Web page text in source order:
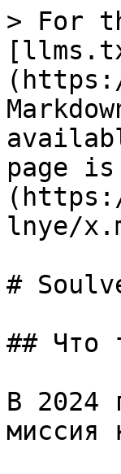
> For
page
lnye/
#
## Что
В 2024
миссия